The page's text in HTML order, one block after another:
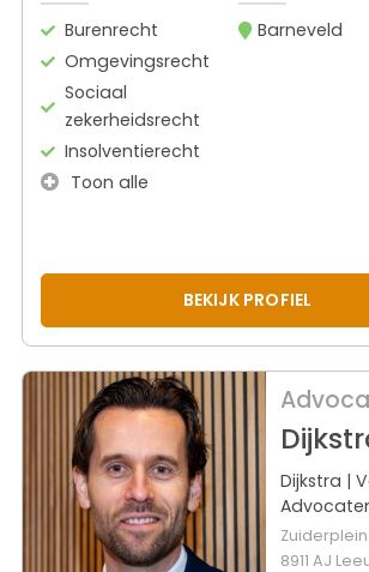
Burenrecht
Omgevingsrecht
Sociaal
zekerheidsrecht
Insolventierecht
Toon alle
Barneveld
BEKIJK PROFIEL
Dijkstra |
8911 AJ